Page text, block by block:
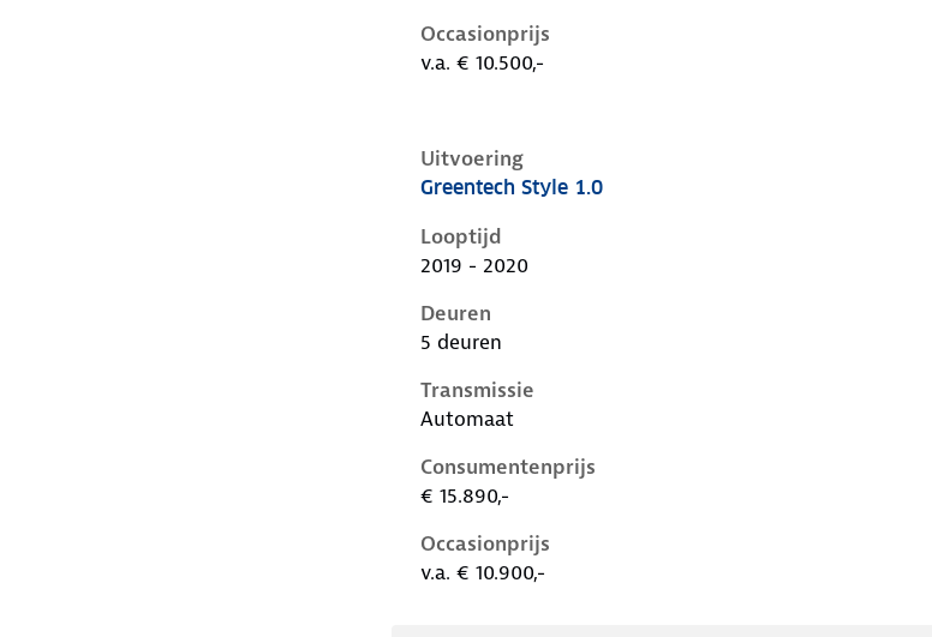
Occasionprijs
v.a. € 10.500,-
Uitvoering
Skoda Citigo i-1e-facelift, 1.0, 55 kW, Benzine, 5 deuren
Greentech Style 1.0
Looptijd
2019 - 2020
Deuren
5 deuren
Transmissie
Automaat
Consumentenprijs
€ 15.890,-
Occasionprijs
v.a. € 10.900,-